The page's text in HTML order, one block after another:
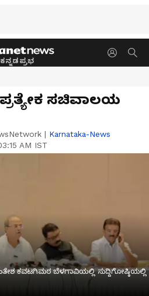
ಕನ್ನಡಪ್ರಭ
ಸಚಿವಾಲಯ
| Karnataka-News
AM IST
ಕವಟಗಿಮಠ ಬೆಳಗಾವಿಯಲ್ಲಿ ಸುದ್ದಿಗೋಷ್ಠಿಯಲ್ಲಿ